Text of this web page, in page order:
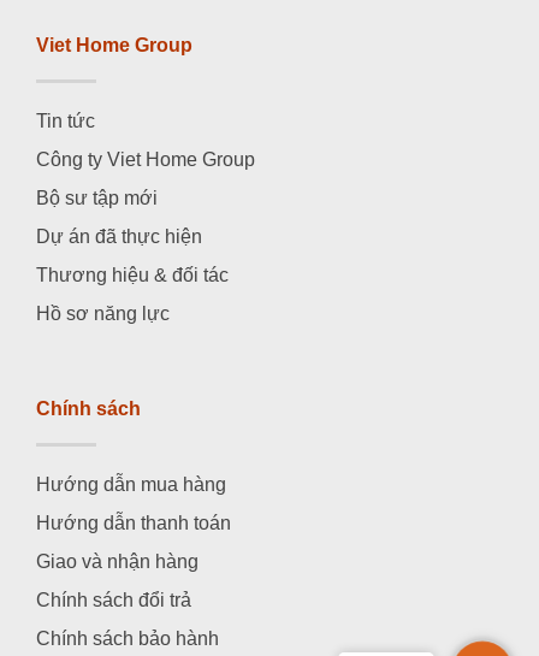
Viet Home Group
Tin tức
Công ty Viet Home Group
Bộ sư tập mới
Dự án đã thực hiện
Thương hiệu & đối tác
Hồ sơ năng lực
Chính sách
Hướng dẫn mua hàng
Hướng dẫn thanh toán
Giao và nhận hàng
Chính sách đổi trả
Chính sách bảo hành